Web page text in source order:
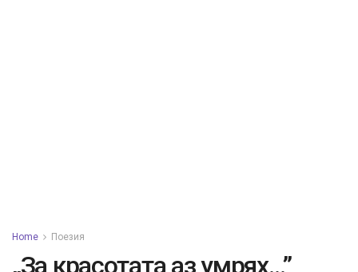
Home Поезия
„За красотата аз умрях…”